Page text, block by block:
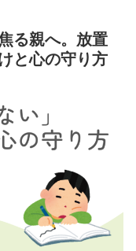
る親へ。放置
と心の守り方